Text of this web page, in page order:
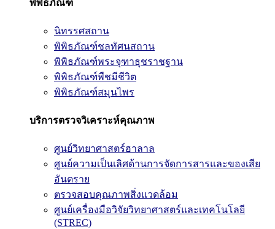
พิพิธภัณฑ์
นิทรรศสถาน
พิพิธภัณฑ์ชลทัศนสถาน
พิพิธภัณฑ์พระจุฑาธุชราชฐาน
พิพิธภัณฑ์พืชมีชีวิต
พิพิธภัณฑ์สมุนไพร
บริการตรวจวิเคราะห์คุณภาพ
ศูนย์วิทยาศาสตร์ฮาลาล
ศูนย์ความเป็นเลิศด้านการจัดการสารและของเสีย
อันตราย
ตรวจสอบคุณภาพสิ่งแวดล้อม
ศูนย์เครื่องมือวิจัยวิทยาศาสตร์และเทคโนโลยี
(STREC)